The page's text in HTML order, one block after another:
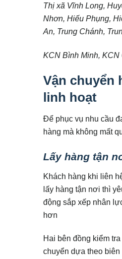
Thị xã Vĩnh Long,
Nhơn, Hiếu Phụng,
An, Trung Chánh,
KCN Bình Minh,
Vận chuyển
linh hoạt
Để phục vụ nhu cầu
hàng mà không mất
Lấy hàng tận
Khách hàng khi liên
lấy hàng tận nơi thì
động sắp xếp nhân
hơn
Hai bên đồng kiểm
chuyển dựa theo